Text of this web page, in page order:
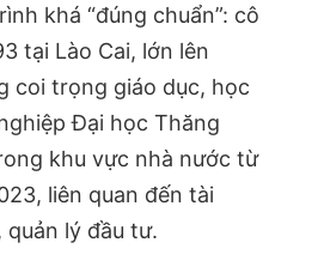
khá “đúng chuẩn”: cô
tại Lào Cai, lớn lên
coi trọng giáo dục, học
Đại học Thăng
khu vực nhà nước từ
liên quan đến tài
quản lý đầu tư.